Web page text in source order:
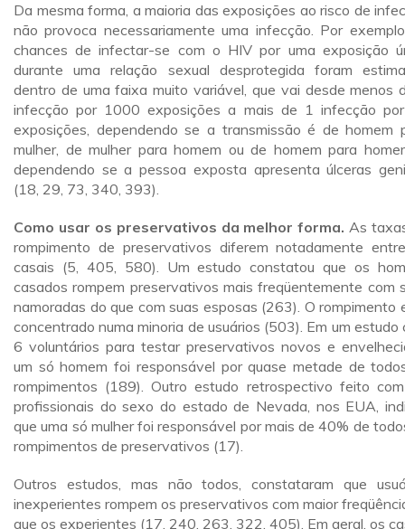
Da mesma forma, a maioria das exposições ao risco de
não provoca necessariamente uma infecção. Por
chances de infectar-se com o HIV por uma exposição
durante uma relação sexual desprotegida foram
dentro de uma faixa muito variável, que vai desde menos
infecção por 1000 exposições a mais de 1 infecção
exposições, dependendo se a transmissão é de homem
mulher, de mulher para homem ou de homem para
dependendo se a pessoa exposta apresenta úlceras
(18, 29, 73, 340, 393).
Como usar os preservativos da melhor forma.As
rompimento de preservativos diferem notadamente
casais (5, 405, 580). Um estudo constatou que os
casados rompem preservativos mais freqüentemente com
namoradas do que com suas esposas (263). O rompimento
concentrado numa minoria de usuários (503). Em um estudo
6 voluntários para testar preservativos novos e
um só homem foi responsável por quase metade de
rompimentos (189). Outro estudo retrospectivo feito
profissionais do sexo do estado de Nevada, nos EUA,
que uma só mulher foi responsável por mais de 40% de
rompimentos de preservativos (17).
Outros estudos, mas não todos, constataram que
inexperientes rompem os preservativos com maior
que os experientes (17, 240, 263, 322, 405). Em geral, os